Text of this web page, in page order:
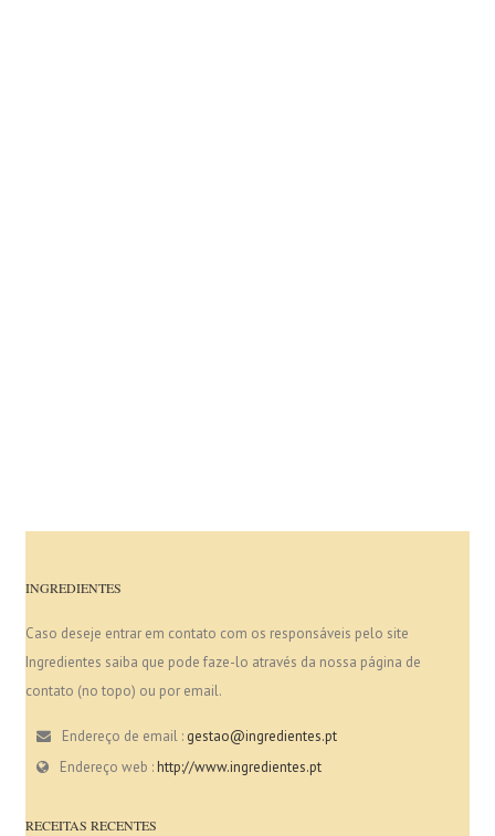
INGREDIENTES
Caso deseje entrar em contato com os responsáveis pelo site
Ingredientes saiba que pode faze-lo através da nossa página de
contato (no topo) ou por email.
Endereço de email : gestao@ingredientes.pt
Endereço web :http://www.ingredientes.pt
RECEITAS RECENTES